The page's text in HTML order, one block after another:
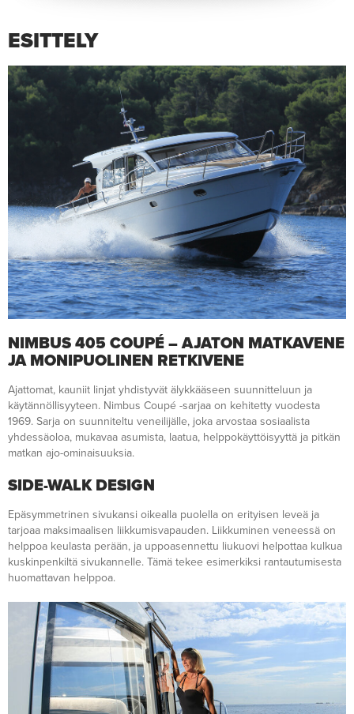
ESITTELY
NIMBUS 405 COUPÉ – AJATON MATKAVENE
JA MONIPUOLINEN RETKIVENE
Ajattomat, kauniit linjat yhdistyvät älykkääseen suunnitteluun ja
käytännöllisyyteen. Nimbus Coupé -sarjaa on kehitetty vuodesta
1969. Sarja on suunniteltu veneilijälle, joka arvostaa sosiaalista
yhdessäoloa, mukavaa asumista, laatua, helppokäyttöisyyttä ja pitkän
matkan ajo-ominaisuuksia.
SIDE-WALK DESIGN
Epäsymmetrinen sivukansi oikealla puolella on erityisen leveä ja
tarjoaa maksimaalisen liikkumisvapauden. Liikkuminen veneessä on
helppoa keulasta perään, ja uppoasennettu liukuovi helpottaa kulkua
kuskinpenkiltä sivukannelle. Tämä tekee esimerkiksi rantautumisesta
huomattavan helppoa.